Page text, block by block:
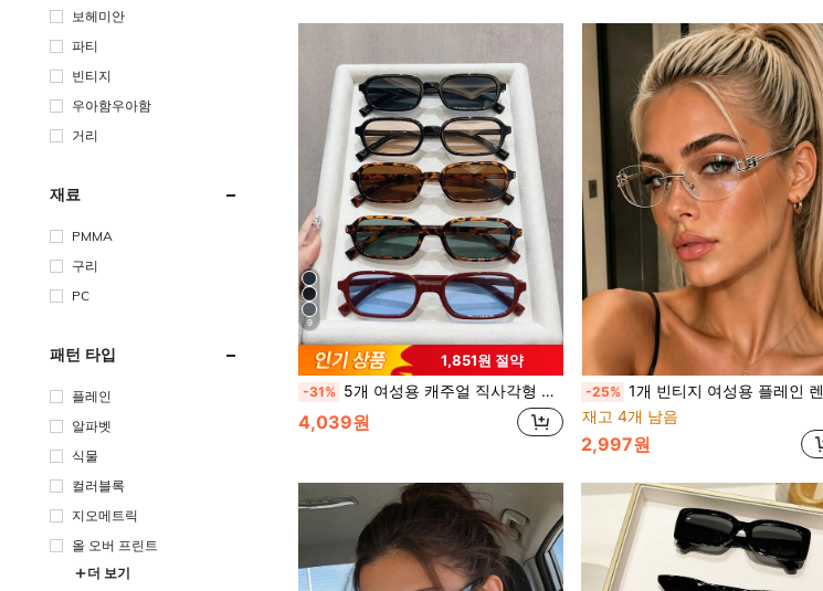
보헤미안
파티
빈티지
우아함우아함
거리
재료
PMMA
구리
PC
패턴 타입
플레인
알파벳
식물
컬러블록
지오메트릭
올 오버 프린트
더 보기
9
1,851원 절약
-31% 5개 여성용 캐주얼 직사각형 안경 세트, 미니멀리스트 데일리 웨어, 해변, 여행에 적합
4,039원
-25% 1개 빈티지 여성용 플레인 렌즈 타원형 프레임 중공 장식 템플 무테 안경 Y2K 패션 아이템 일상 캐주얼 버서타일 패션 아이템 파티 모임 스트리트 스타일
재고 4개 남음
2,997원